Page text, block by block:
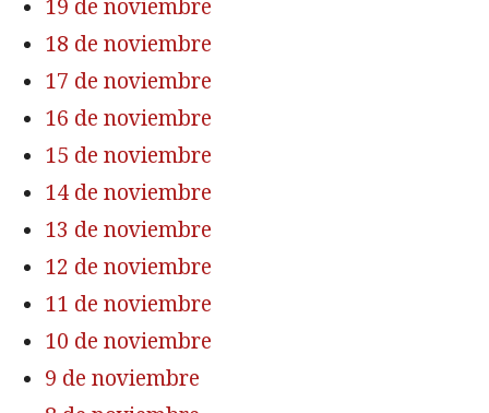
19 de noviembre
18 de noviembre
17 de noviembre
16 de noviembre
15 de noviembre
14 de noviembre
13 de noviembre
12 de noviembre
11 de noviembre
10 de noviembre
9 de noviembre